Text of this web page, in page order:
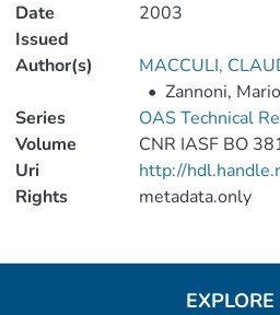
Date
Issued
2003
Author(s) MACCULI,
• Zannoni, Mario
Series
OAS Technical
Volume
CNR IASF BO
Uri
http://
Rights
metadata.only
EXPLORE